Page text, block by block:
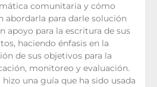
comunitaria y cómo
abordarla para darle solución
apoyo para la escritura de sus
haciendo énfasis en la
de sus objetivos para la
monitoreo y evaluación.
hizo una guía que ha sido usada